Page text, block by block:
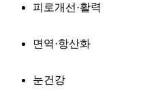
피로개선·활력
면역·항산화
눈건강